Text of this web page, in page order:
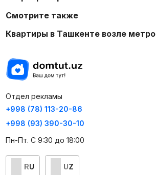
Смотрите также
Квартиры в Ташкенте возле метро
Отдел рекламы
+998 (78) 113-20-86
+998 (93) 390-30-10
Пн-Пт. С 9:30 до 18:00
RU UZ